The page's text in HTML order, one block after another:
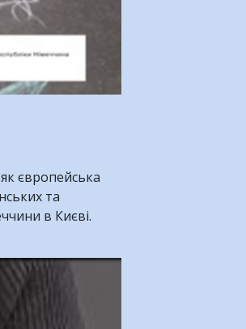
європейська
та
в Києві.